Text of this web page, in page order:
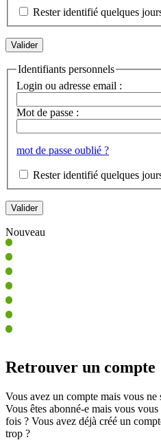
Rester identifié quelques
Identifiants personnels
Login ou adresse email :
Mot de passe :
mot de passe oublié ?
Rester identifié quelques
Nouveau
Retrouver un compte
Vous avez un compte mais vous ne
Vous êtes abonné-e mais vous
fois ? Vous avez déjà créé un
trop ?